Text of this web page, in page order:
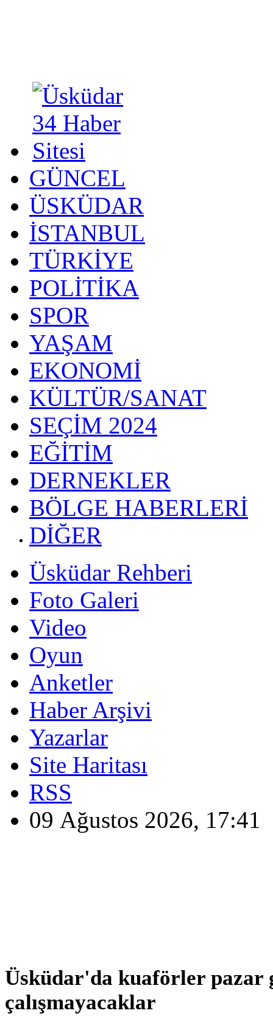
GÜNCEL
ÜSKÜDAR
İSTANBUL
TÜRKİYE
POLİTİKA
SPOR
YAŞAM
EKONOMİ
KÜLTÜR/SANAT
SEÇİM 2024
EĞİTİM
DERNEKLER
BÖLGE HABERLERİ
DİĞER
Üsküdar Rehberi
Foto Galeri
Video
Oyun
Anketler
Haber Arşivi
Yazarlar
Site Haritası
RSS
09 Ağustos 2026, 17:41
Üsküdar'da kuaförler pazar
çalışmayacaklar